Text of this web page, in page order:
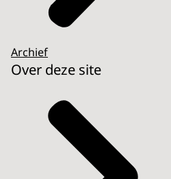
Archief
Over deze site